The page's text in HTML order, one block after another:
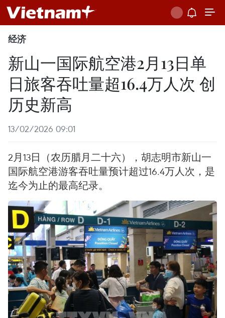
经济
新山一国际航空港2月13日单
日旅客吞吐量超16.4万人次 创
历史新高
13/02/2026 09:01
2月13日（农历腊月二十六），胡志明市新山一
国际航空港游客吞吐量预计超过16.4万人次，是
迄今为止的最高纪录。